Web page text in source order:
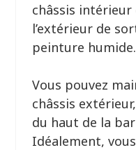
châssis
l’extérieur de
peinture humide.
Vous pouvez
châssis
du haut de la
Idéalement,